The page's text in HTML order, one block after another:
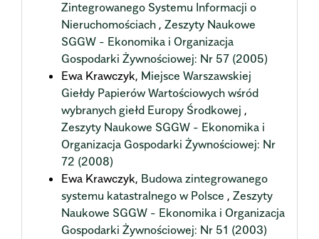
Zintegrowanego Systemu Informacji o
Nieruchomościach , Zeszyty Naukowe
SGGW - Ekonomika i Organizacja
Gospodarki Żywnościowej: Nr 57 (2005)
Ewa Krawczyk, Miejsce Warszawskiej
Giełdy Papierów Wartościowych wśród
wybranych giełd Europy Środkowej ,
Zeszyty Naukowe SGGW - Ekonomika i
Organizacja Gospodarki Żywnościowej: Nr
72 (2008)
Ewa Krawczyk, Budowa zintegrowanego
systemu katastralnego w Polsce , Zeszyty
Naukowe SGGW - Ekonomika i Organizacja
Gospodarki Żywnościowej: Nr 51 (2003)